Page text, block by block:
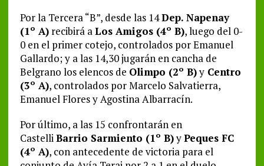
Por la Tercera “B”, desde las 14Dep. Napenay
(1º A)recibirá aLos Amigos (4º B), luego del 0-
0 en el primer cotejo, controlados por Emanuel
Gallardo; y a las 14,30 jugarán en cancha de
Belgrano los elencos de Olimpo (2º B)yCentro
(3º A), controlados por Marcelo Salvatierra,
Emanuel Flores y Agostina Albarracín.
Por último, a las 15 confrontarán en
CastelliBarrio Sarmiento (1º B)yPeques FC
(4º A), con antecedente de victoria para el